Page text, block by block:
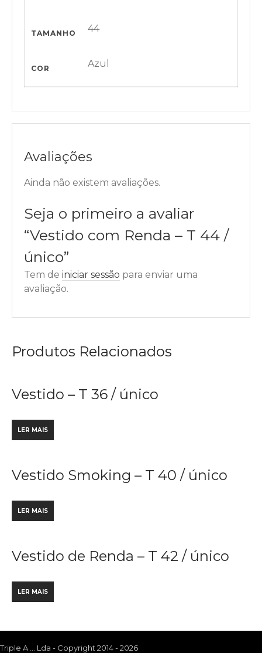
TAMANHO 44
COR Azul
Avaliações
Ainda não existem avaliações.
Seja o primeiro a avaliar
“Vestido com Renda – T 44 /
único”
Tem de iniciar sessão para enviar uma
avaliação.
Produtos Relacionados
Vestido – T 36 / único
LER MAIS
Vestido Smoking – T 40 / único
LER MAIS
Vestido de Renda – T 42 / único
LER MAIS
Triple A ... Lda - Copyright 2014 - 2026